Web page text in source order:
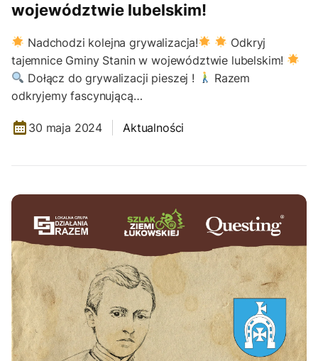
województwie lubelskim!
Nadchodzi kolejna grywalizacja!
Odkryj
tajemnice Gminy Stanin w województwie lubelskim!
Dołącz do grywalizacji pieszej !
Razem
odkryjemy fascynującą…
30 maja 2024 Aktualności